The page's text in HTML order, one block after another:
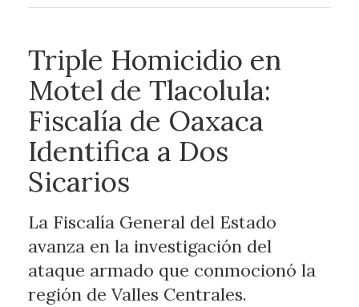
Triple Homicidio en
Motel de Tlacolula:
Fiscalía de Oaxaca
Identifica a Dos
Sicarios
La Fiscalía General del Estado
avanza en la investigación del
ataque armado que conmocionó la
región de Valles Centrales.